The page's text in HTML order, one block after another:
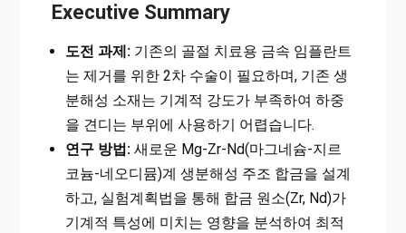
Executive Summary
도전 과제:기존의 골절 치료용 금속 임플란트
는 제거를 위한 2차 수술이 필요하며, 기존 생
분해성 소재는 기계적 강도가 부족하여 하중
을 견디는 부위에 사용하기 어렵습니다.
연구 방법:새로운 Mg-Zr-Nd(마그네슘-지르
코늄-네오디뮴)계 생분해성 주조 합금을 설계
하고, 실험계획법을 통해 합금 원소(Zr, Nd)가
기계적 특성에 미치는 영향을 분석하여 최적